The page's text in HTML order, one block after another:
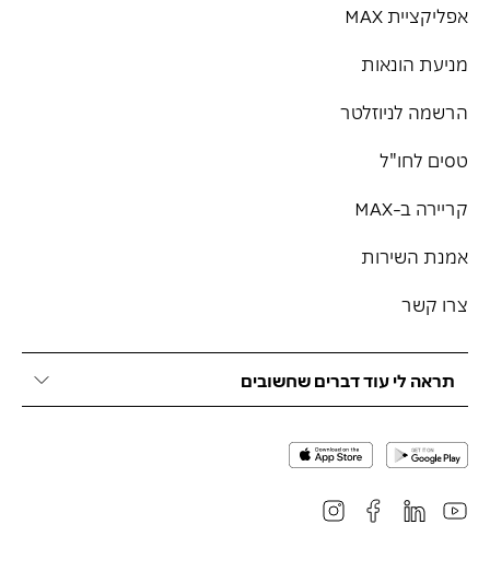
אפליקציית MAX
מניעת הונאות
הרשמה לניוזלטר
טסים לחו"ל
קריירה ב-MAX
אמנת השירות
צרו קשר
תראה לי עוד דברים שחשובים